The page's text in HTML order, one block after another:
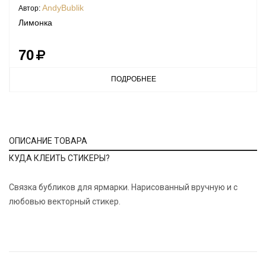
Автор: AndyBublik
Лимонка
70
ПОДРОБНЕЕ
ОПИСАНИЕ ТОВАРА
КУДА КЛЕИТЬ СТИКЕРЫ?
Связка бубликов для ярмарки. Нарисованный вручную и с
любовью векторный стикер.